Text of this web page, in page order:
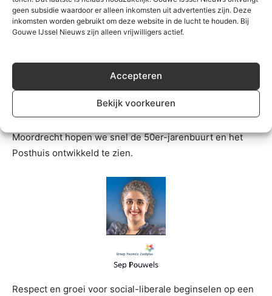
geen subsidie waardoor er alleen inkomsten uit advertenties zijn. Deze
inkomsten worden gebruikt om deze website in de lucht te houden. Bij
Gouwe IJssel Nieuws zijn alleen vrijwilligers actief.
Accepteren
Bekijk voorkeuren
duurzame energie worden weer grote onderwerpen voor
de fractie. We houden aandacht voor alle dorpen; in
de Dorpsstraat levendig houden. We konden zorgen dat
de 2e supermarkt in Zevenhuizen er komt, in 2023
zoeken we met het college naar de juiste locatie. Ook is
het nodig dat de nieuwe Zevenster er komt. In
Moordrecht hopen we snel de 50er-jarenbuurt en het
Posthuis ontwikkeld te zien.
Respect en groei voor social-liberale beginselen op een